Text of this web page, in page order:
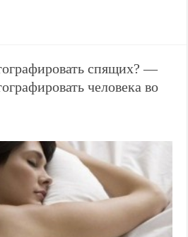
спящих? —
человека во